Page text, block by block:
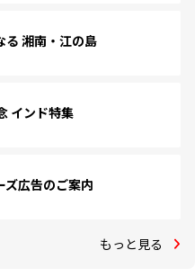
る 湘南・江の島
インド特集
ズ広告のご案内
もっと見る